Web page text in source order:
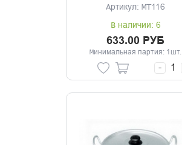
Артикул: МТ116
В наличии: 6
633.00 РУБ
Минимальная партия: 1шт.
-